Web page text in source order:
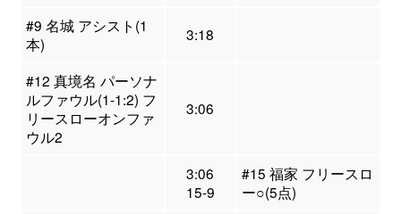
#9 名城 アシスト(1
本)
3:18
#12 真境名 パーソナ
ルファウル(1-1:2) フ
リースローオンファ
ウル2
3:06
3:06
15-9
#15 福家 フリースロ
ー○(5点)